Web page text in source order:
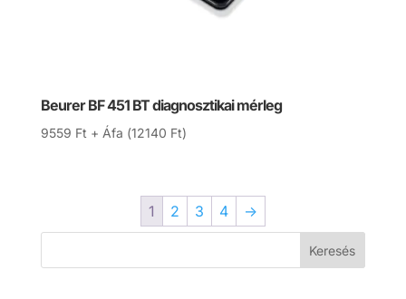
Beurer BF 451 BT diagnosztikai mérleg
9559 Ft + Áfa (12140 Ft)
1 2 3 4 →
Keresés